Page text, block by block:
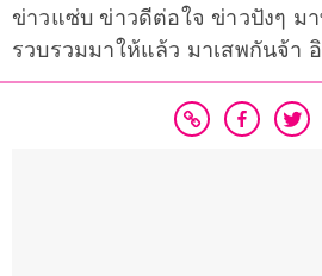
ข่าวแซ่บ ข่าวดีต่อใจ ข่าวปังๆ ม
รวบรวมมาให้แล้ว มาเสพกันจ้า